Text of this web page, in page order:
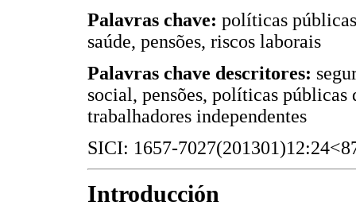
Palavras chave: políticas
saúde, pensões, riscos laborais
Palavras chave descritores:
social, pensões, políticas públicas
trabalhadores independentes
SICI: 1657-
Introducción